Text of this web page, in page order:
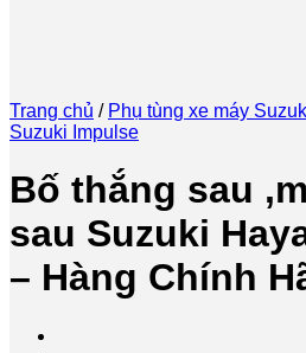
Trang chủ / Phụ tùng xe máy
Suzuki Impulse
Bố thắng sau
sau Suzuki
– Hàng Chính